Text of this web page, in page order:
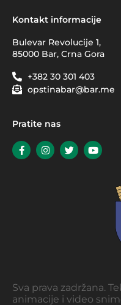
Kontakt informacije
Bulevar Revolucije 1,
85000 Bar, Crna Gora
+382 30 301 403
opstinabar@bar.me
Pratite nas
Sva prava zadržana.
animacije i video